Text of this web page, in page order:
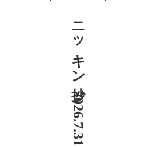
ニッキン抄 2026.7.31